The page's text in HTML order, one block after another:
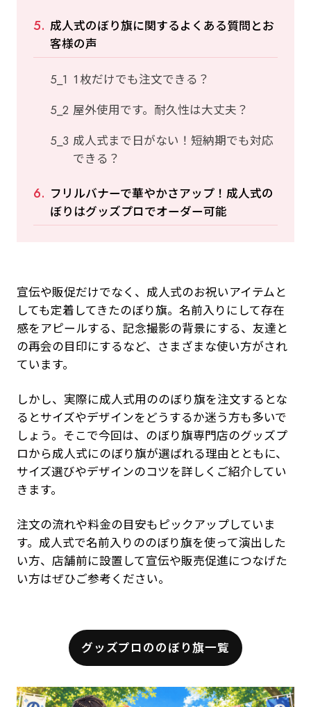
成人式のぼり旗に関するよくある質問とお
客様の声
1枚だけでも注文できる？
屋外使用です。耐久性は大丈夫？
成人式まで日がない！短納期でも対応
できる？
フリルバナーで華やかさアップ！成人式の
ぼりはグッズプロでオーダー可能
宣伝や販促だけでなく、成人式のお祝いアイテムと
しても定着してきたのぼり旗。名前入りにして存在
感をアピールする、記念撮影の背景にする、友達と
の再会の目印にするなど、さまざまな使い方がされ
ています。
しかし、実際に成人式用ののぼり旗を注文するとな
るとサイズやデザインをどうするか迷う方も多いで
しょう。そこで今回は、のぼり旗専門店のグッズプ
ロから成人式にのぼり旗が選ばれる理由とともに、
サイズ選びやデザインのコツを詳しくご紹介してい
きます。
注文の流れや料金の目安もピックアップしていま
す。成人式で名前入りののぼり旗を使って演出した
い方、店舗前に設置して宣伝や販売促進につなげた
い方はぜひご参考ください。
グッズプロののぼり旗一覧